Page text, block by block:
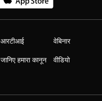
आरटीआई
जानिए हमारा कानून
वेबिनार
वीडियो